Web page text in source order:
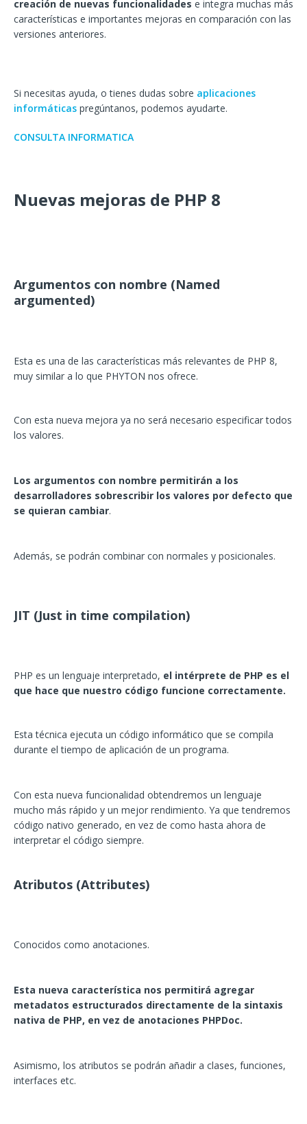
creación de nuevas funcionalidades e integra muchas más
características e importantes mejoras en comparación con las
versiones anteriores.
Si necesitas ayuda, o tienes dudas sobre aplicaciones
informáticas pregúntanos, podemos ayudarte.
CONSULTA INFORMATICA
Nuevas mejoras de PHP 8
Argumentos con nombre (Named
argumented)
Esta es una de las características más relevantes de PHP 8,
muy similar a lo que PHYTON nos ofrece.
Con esta nueva mejora ya no será necesario especificar todos
los valores.
Los argumentos con nombre permitirán a los
desarrolladores sobrescribir los valores por defecto que
se quieran cambiar.
Además, se podrán combinar con normales y posicionales.
JIT (Just in time compilation)
PHP es un lenguaje interpretado, el intérprete de PHP es el
que hace que nuestro código funcione correctamente.
Esta técnica ejecuta un código informático que se compila
durante el tiempo de aplicación de un programa.
Con esta nueva funcionalidad obtendremos un lenguaje
mucho más rápido y un mejor rendimiento. Ya que tendremos
código nativo generado, en vez de como hasta ahora de
interpretar el código siempre.
Atributos (Attributes)
Conocidos como anotaciones.
Esta nueva característica nos permitirá agregar
metadatos estructurados directamente de la sintaxis
nativa de PHP, en vez de anotaciones PHPDoc.
Asimismo, los atributos se podrán añadir a clases, funciones,
interfaces etc.